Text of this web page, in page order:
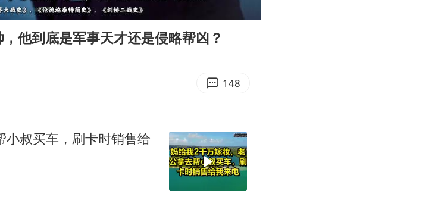
山NPC成功
弹，国防部回应
滑雪”不实
他到底是军事天才还是侵略帮凶？
148
叔买车，刷卡时销售给